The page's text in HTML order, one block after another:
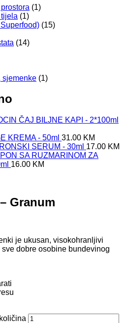
(1)
(1)
(15)
(14)
sjemenke (1)
ČAJ BILJNE KAPI - 2*100ml
KREMA - 50ml 31.00 KM
SERUM - 30ml 17.00 KM
SA RUZMARINOM ZA
16.00 KM
Granum
je ukusan, visokohranljivi
dobre osobine bundevinog